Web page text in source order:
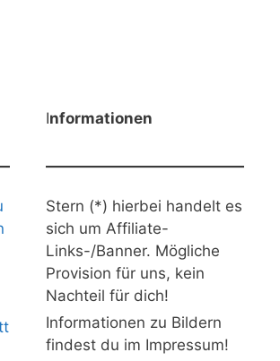
Informationen
Stern (*) hierbei handelt es
sich um Affiliate-
Links-/Banner. Mögliche
Provision für uns, kein
Nachteil für dich!
Informationen zu Bildern
findest du im Impressum!